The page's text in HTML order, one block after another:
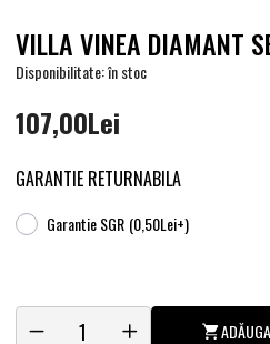
VILLA VINEA DIAMANT
Disponibilitate: în stoc
107,00Lei
GARANTIE RETURNABILA
Garantie SGR (0,50Lei+)